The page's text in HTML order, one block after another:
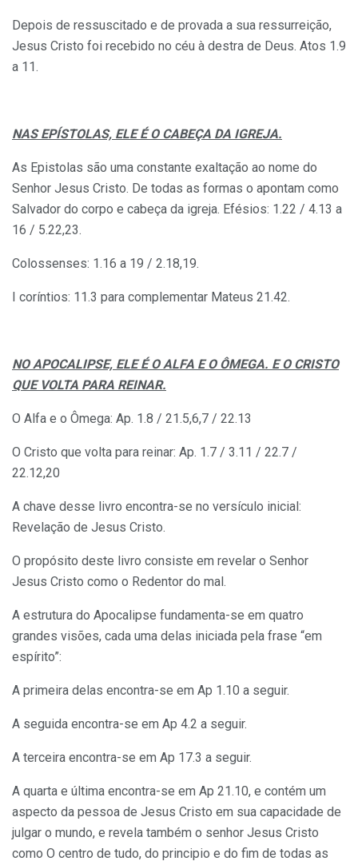
Depois de ressuscitado e de provada a sua ressurreição,
Jesus Cristo foi recebido no céu à destra de Deus. Atos 1.9
a 11.
NAS EPÍSTOLAS, ELE É O CABEÇA DA IGREJA.
As Epistolas são uma constante exaltação ao nome do
Senhor Jesus Cristo. De todas as formas o apontam como
Salvador do corpo e cabeça da igreja. Efésios: 1.22 / 4.13 a
16 / 5.22,23.
Colossenses: 1.16 a 19 / 2.18,19.
I coríntios: 11.3 para complementar Mateus 21.42.
NO APOCALIPSE, ELE É O ALFA E O ÔMEGA. E O CRISTO
QUE VOLTA PARA REINAR.
O Alfa e o Ômega: Ap. 1.8 / 21.5,6,7 / 22.13
O Cristo que volta para reinar: Ap. 1.7 / 3.11 / 22.7 /
22.12,20
A chave desse livro encontra-se no versículo inicial:
Revelação de Jesus Cristo.
O propósito deste livro consiste em revelar o Senhor
Jesus Cristo como o Redentor do mal.
A estrutura do Apocalipse fundamenta-se em quatro
grandes visões, cada uma delas iniciada pela frase “em
espírito”:
A primeira delas encontra-se em Ap 1.10 a seguir.
A seguida encontra-se em Ap 4.2 a seguir.
A terceira encontra-se em Ap 17.3 a seguir.
A quarta e última encontra-se em Ap 21.10, e contém um
aspecto da pessoa de Jesus Cristo em sua capacidade de
julgar o mundo, e revela também o senhor Jesus Cristo
como O centro de tudo, do principio e do fim de todas as